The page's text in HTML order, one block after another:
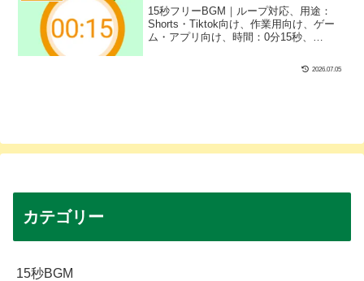
15秒フリーBGM｜ループ対応、用途：
Shorts・Tiktok向け、作業用向け、ゲー
ム・アプリ向け、時間：0分15秒、
るい、まほう、楽器：シンセサイザー｜
15秒BGM第２弾！タイトルが思いつかず
2026.07.05
カテゴリー
15秒BGM